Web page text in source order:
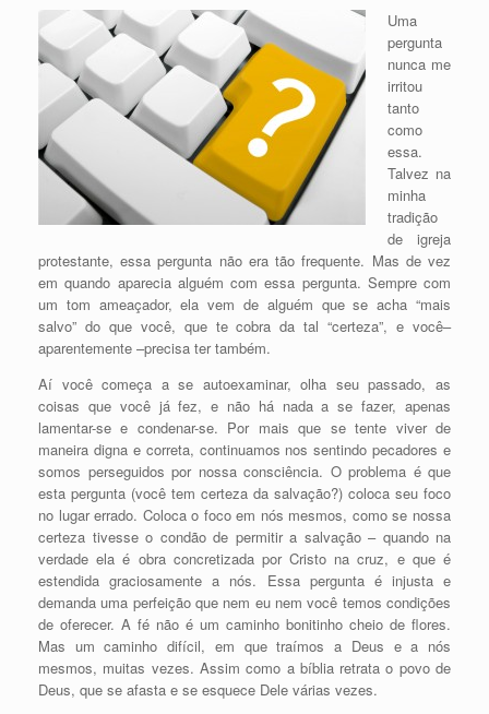
Uma
pergunta
nunca me
irritou
tanto
como
essa.
Talvez na
minha
tradição
de igreja
protestante, essa pergunta não era tão frequente. Mas de vez
em quando aparecia alguém com essa pergunta. Sempre com
um tom ameaçador, ela vem de alguém que se acha “mais
salvo” do que você, que te cobra da tal “certeza”, e você–
aparentemente –precisa ter também.
Aí você começa a se autoexaminar, olha seu passado, as
coisas que você já fez, e não há nada a se fazer, apenas
lamentar-se e condenar-se. Por mais que se tente viver de
maneira digna e correta, continuamos nos sentindo pecadores e
somos perseguidos por nossa consciência. O problema é que
esta pergunta (você tem certeza da salvação?) coloca seu foco
no lugar errado. Coloca o foco em nós mesmos, como se nossa
certeza tivesse o condão de permitir a salvação – quando na
verdade ela é obra concretizada por Cristo na cruz, e que é
estendida graciosamente a nós. Essa pergunta é injusta e
demanda uma perfeição que nem eu nem você temos condições
de oferecer. A fé não é um caminho bonitinho cheio de flores.
Mas um caminho difícil, em que traímos a Deus e a nós
mesmos, muitas vezes. Assim como a bíblia retrata o povo de
Deus, que se afasta e se esquece Dele várias vezes.